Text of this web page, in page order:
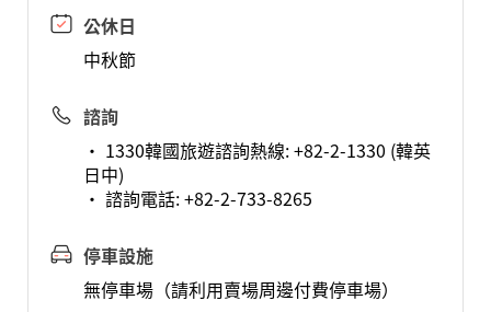
公休日
中秋節
諮詢
• 1330韓國旅遊諮詢熱線: +82-2-1330 (韓英
日中)
• 諮詢電話: +82-2-733-8265
停車設施
無停車場（請利用賣場周邊付費停車場）